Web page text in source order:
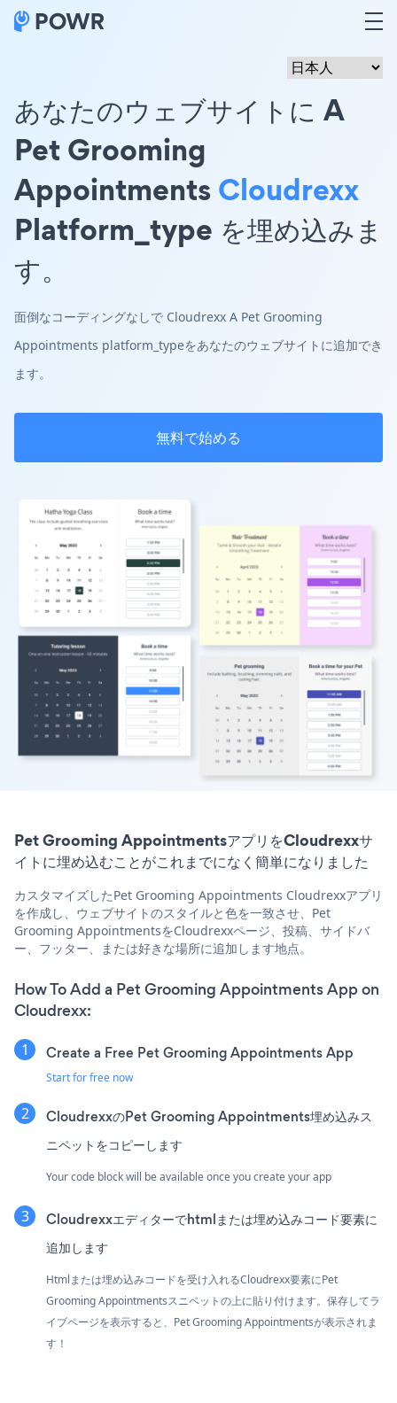
あなたのウェブサイトに A
Pet Grooming
AppointmentsCloudrexx
Platform_type を埋め込みま
す。
面倒なコーディングなしで Cloudrexx A Pet Grooming
Appointments platform_typeをあなたのウェブサイトに追加でき
ます。
無料で始める
Pet Grooming AppointmentsアプリをCloudrexxサ
イトに埋め込むことがこれまでになく簡単になりました
カスタマイズしたPet Grooming Appointments Cloudrexxアプリ
を作成し、ウェブサイトのスタイルと色を一致させ、Pet
Grooming AppointmentsをCloudrexxページ、投稿、サイドバ
ー、フッター、または好きな場所に追加します地点。
How To Add a Pet Grooming Appointments App on
Cloudrexx:
Create a Free Pet Grooming Appointments App
Start for free now
CloudrexxのPet Grooming Appointments埋め込みス
ニペットをコピーします
Your code block will be available once you create your app
Cloudrexxエディターでhtmlまたは埋め込みコード要素に
追加します
Htmlまたは埋め込みコードを受け入れるCloudrexx要素にPet
Grooming Appointmentsスニペットの上に貼り付けます。保存してラ
イブページを表示すると、Pet Grooming Appointmentsが表示されま
す！